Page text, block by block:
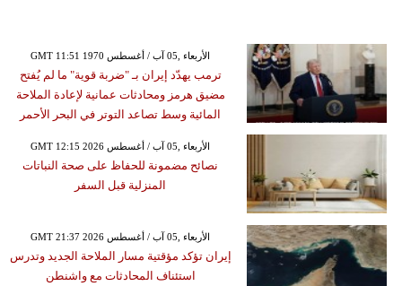
GMT 11:51 1970 الأربعاء ,05 آب / أغسطس
ترمب يهدّد إيران بـ "ضربة قوية" ما لم يُفتح
مضيق هرمز ومحادثات عمانية لإعادة الملاحة
المائية وسط تصاعد التوتر في البحر الأحمر
GMT 12:15 2026 الأربعاء ,05 آب / أغسطس
نصائح مضمونة للحفاظ على صحة النباتات
المنزلية قبل السفر
GMT 21:37 2026 الأربعاء ,05 آب / أغسطس
إيران تؤكد مؤقتية مسار الملاحة الجديد وتدرس
استئناف المحادثات مع واشنطن